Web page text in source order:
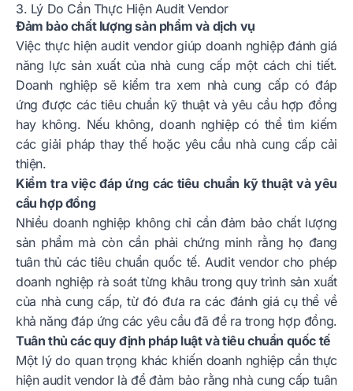
3. Lý Do Cần Thực Hiện Audit Vendor
Đảm bảo chất lượng sản phẩm và dịch vụ
Việc thực hiện audit vendor giúp doanh nghiệp đánh giá
năng lực sản xuất của nhà cung cấp một cách chi tiết.
Doanh nghiệp sẽ kiểm tra xem nhà cung cấp có đáp
ứng được các tiêu chuẩn kỹ thuật và yêu cầu hợp đồng
hay không. Nếu không, doanh nghiệp có thể tìm kiếm
các giải pháp thay thế hoặc yêu cầu nhà cung cấp cải
thiện.
Kiểm tra việc đáp ứng các tiêu chuẩn kỹ thuật và yêu
cầu hợp đồng
Nhiều doanh nghiệp không chỉ cần đảm bảo chất lượng
sản phẩm mà còn cần phải chứng minh rằng họ đang
tuân thủ các tiêu chuẩn quốc tế. Audit vendor cho phép
doanh nghiệp rà soát từng khâu trong quy trình sản xuất
của nhà cung cấp, từ đó đưa ra các đánh giá cụ thể về
khả năng đáp ứng các yêu cầu đã đề ra trong hợp đồng.
Tuân thủ các quy định pháp luật và tiêu chuẩn quốc tế
Một lý do quan trọng khác khiến doanh nghiệp cần thực
hiện audit vendor là để đảm bảo rằng nhà cung cấp tuân